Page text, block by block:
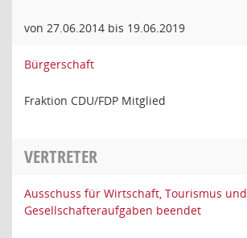
von 27.06.2014 bis 19.06.2019
Bürgerschaft
Fraktion CDU/FDP Mitglied
VERTRETER
Ausschuss für Wirtschaft, Tourismus und
Gesellschafteraufgaben beendet